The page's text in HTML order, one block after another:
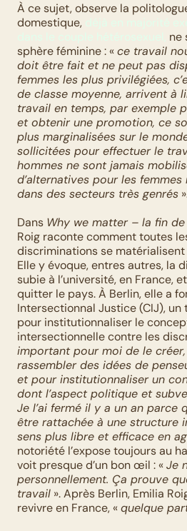
À ce sujet, observe la
domestique,
ne
sphère féminine : « ce travail
doit être fait et ne peut pas
femmes les plus privilégiées,
de classe moyenne, arrivent à
travail en temps, par exemple
et obtenir une promotion, ce
plus marginalisées sur le
sollicitées pour effectuer le
hommes ne sont jamais
d’alternatives pour les
dans des secteurs très genrés
Dans Why we matter – la fin de
Roig raconte comment toutes
discriminations se
Elle y évoque, entres autres, la
subie à l’université, en France,
quitter le pays. À Berlin, elle a
Intersectionnal Justice (CIJ), un
pour institutionnaliser le
intersectionnelle contre les
important pour moi de le
rassembler des idées de
et pour institutionnaliser un
dont l’aspect politique et
Je l’ai fermé il y a un an parce
être rattachée à une structure
sens plus libre et efficace en
notoriété l’expose toujours au
voit presque d’un bon œil : « Je
personnellement. Ça prouve
travail ». Après Berlin, Emilia
revivre en France, « quelque